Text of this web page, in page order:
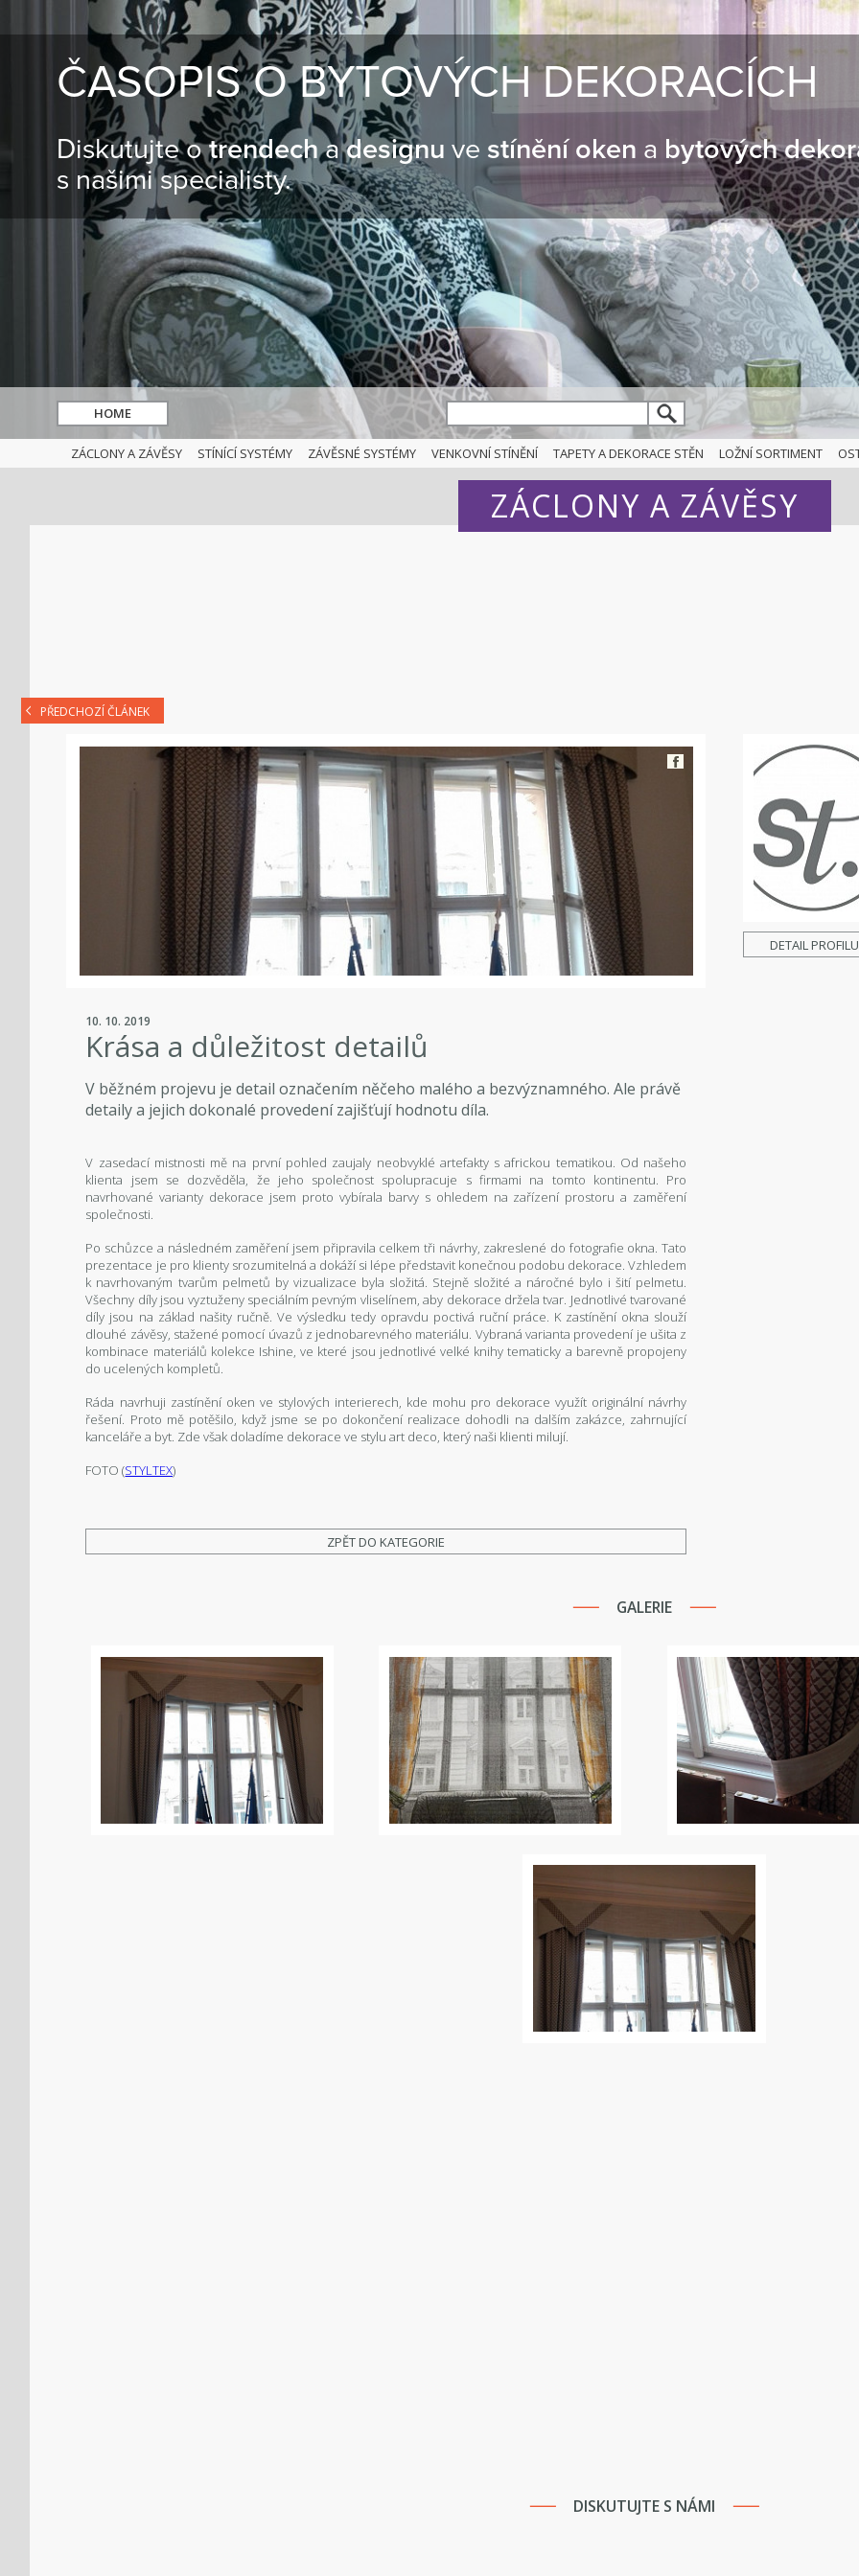
ČASOPIS O BYTOVÝCH DEKORACÍCH
Diskutujte otrendechadesignu ve stínění oken a bytových
s našimi specialisty.
HOME
ZÁCLONY A ZÁVĚSY STÍNÍCÍ SYSTÉMY ZÁVĚSNÉ SYSTÉMY VENKOVNÍ STÍNĚNÍ TAPETY A DEKORACE STĚN LOŽNÍ SORTIMENT
ZÁCLONY A ZÁVĚSY
PŘEDCHOZÍ ČLÁNEK
10. 10. 2019
Krása a důležitost detailů
V běžném projevu je detail označením něčeho malého a bezvýznamného. Ale právě
detaily a jejich dokonalé provedení zajišťují hodnotu díla.
V zasedací mistnosti mě na první pohled zaujaly neobvyklé artefakty s africkou tematikou. Od našeho
klienta jsem se dozvěděla, že jeho společnost spolupracuje s firmami na tomto kontinentu. Pro
navrhované varianty dekorace jsem proto vybírala barvy s ohledem na zařízení prostoru a zaměření
společnosti.
Po schůzce a následném zaměření jsem připravila celkem tři návrhy, zakreslené do fotografie okna. Tato
prezentace je pro klienty srozumitelná a dokáží si lépe představit konečnou podobu dekorace. Vzhledem
k navrhovaným tvarům pelmetů by vizualizace byla složitá. Stejně složité a náročné bylo i šití pelmetu.
Všechny díly jsou vyztuženy speciálním pevným vliselínem, aby dekorace držela tvar. Jednotlivé tvarované
díly jsou na základ našity ručně. Ve výsledku tedy opravdu poctivá ruční práce. K zastínění okna slouží
dlouhé závěsy, stažené pomocí úvazů z jednobarevného materiálu. Vybraná varianta provedení je ušita z
kombinace materiálů kolekce Ishine, ve které jsou jednotlivé velké knihy tematicky a barevně propojeny
do ucelených kompletů.
Ráda navrhuji zastínění oken ve stylových interierech, kde mohu pro dekorace využít originální návrhy
řešení. Proto mě potěšilo, když jsme se po dokončení realizace dohodli na dalším zakázce, zahrnující
kanceláře a byt. Zde však doladíme dekorace ve stylu art deco, který naši klienti milují.
FOTO (STYLTEX)
ZPĚT DO KATEGORIE
DETAIL PROFILU
GALERIE
DISKUTUJTE S NÁMI